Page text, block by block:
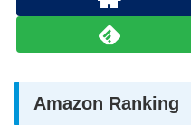
Amazon Ranking